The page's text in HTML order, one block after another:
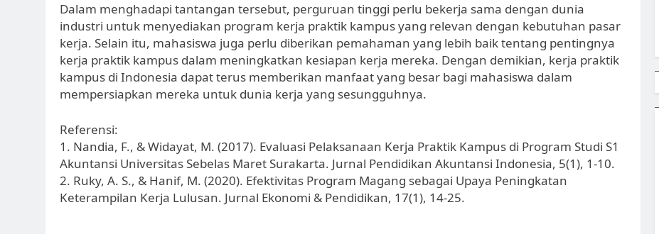
Dalam menghadapi tantangan tersebut, perguruan tinggi perlu bekerja sama dengan dunia
industri untuk menyediakan program kerja praktik kampus yang relevan dengan kebutuhan pasar
kerja. Selain itu, mahasiswa juga perlu diberikan pemahaman yang lebih baik tentang pentingnya
kerja praktik kampus dalam meningkatkan kesiapan kerja mereka. Dengan demikian, kerja praktik
kampus di Indonesia dapat terus memberikan manfaat yang besar bagi mahasiswa dalam
mempersiapkan mereka untuk dunia kerja yang sesungguhnya.
Referensi:
1. Nandia, F., & Widayat, M. (2017). Evaluasi Pelaksanaan Kerja Praktik Kampus di Program Studi S1
Akuntansi Universitas Sebelas Maret Surakarta. Jurnal Pendidikan Akuntansi Indonesia, 5(1), 1-10.
2. Ruky, A. S., & Hanif, M. (2020). Efektivitas Program Magang sebagai Upaya Peningkatan
Keterampilan Kerja Lulusan. Jurnal Ekonomi & Pendidikan, 17(1), 14-25.